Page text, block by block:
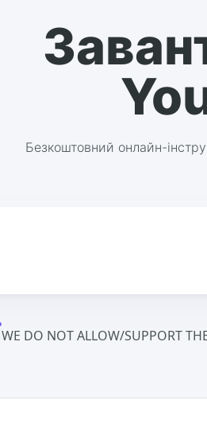
Безкоштовний онлайн-
WE DO NOT ALLOW/SUPPORT